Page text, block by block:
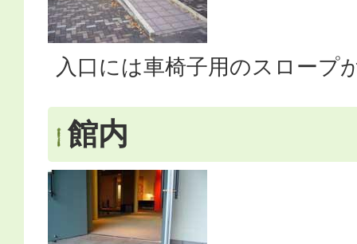
入口には車椅子用のスロープ
館内